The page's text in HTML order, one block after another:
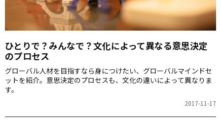
ひとりで？みんなで？文化によって異なる意思決定
のプロセス
グローバル人材を目指すなら身につけたい、グローバルマインドセ
ットを紹介。意思決定のプロセスも、文化の違いによって異なりま
す。
2017-11-17